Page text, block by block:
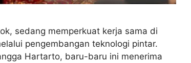
sedang memperkuat kerja sama di
pengembangan teknologi pintar.
Hartarto, baru-baru ini menerima